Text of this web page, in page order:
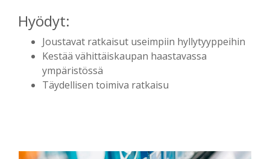
Hyödyt:
Joustavat ratkaisut useimpiin hyllytyyppeihin
Kestää vähittäiskaupan haastavassa
ympäristössä
Täydellisen toimiva ratkaisu